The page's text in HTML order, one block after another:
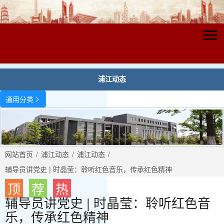
浦江动态
通用分类 
网站首页 / 浦江动态 / 浦江动态 /
辅导员讲党史 | 时晶莹：聆听红色音乐，传承红色精神
顶 荐 热
辅导员讲党史 | 时晶莹：聆听红色音
乐，传承红色精神